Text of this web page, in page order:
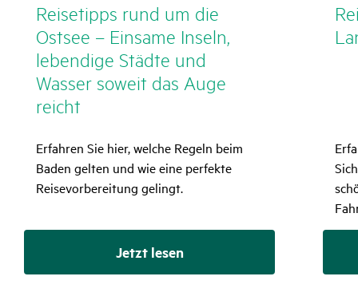
Reise­tipps rund um die
Ostsee – Einsame Inseln,
leben­dige Städte und
Wasser soweit das Auge
reicht
Erfahren Sie hier, welche Regeln beim
Baden gelten und wie eine perfekte
Reisevorbereitung gelingt.
Jetzt lesen